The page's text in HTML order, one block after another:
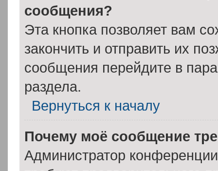
сообщения?
Эта кнопка позволяет вам
закончить и отправить их
сообщения перейдите в
раздела.
Вернуться к началу
Почему моё сообщение
Администратор